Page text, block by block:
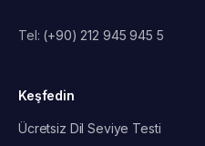
Tel: (+90) 212 945 945 5
Keşfedin
Ücretsiz Dil Seviye Testi